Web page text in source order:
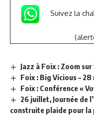
Suivez la
Jazz à Foix : Zoom sur
Foix : Big Vicious – 28
Foix : Conférence «
26 juillet, Journée de
construite plaide pour la